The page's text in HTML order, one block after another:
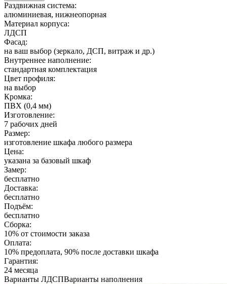
Раздвижная система:
алюминиевая, нижнеопорная
Материал корпуса:
ЛДСП
Фасад:
на ваш выбор (зеркало, ДСП, витраж и др.)
Внутреннее наполнение:
стандартная комплектация
Цвет профиля:
на выбор
Кромка:
ПВХ (0,4 мм)
Изготовление:
7 рабочих дней
Размер:
изготовление шкафа любого размера
Цена:
указана за базовый шкаф
Замер:
бесплатно
Доставка:
бесплатно
Подъём:
бесплатно
Сборка:
10% от стоимости заказа
Оплата:
10% предоплата, 90% после доставки шкафа
Гарантия:
24 месяца
Варианты ЛДСПВарианты наполнения